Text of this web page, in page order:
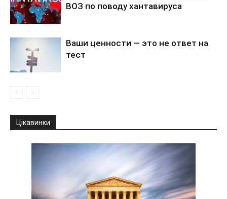
ВОЗ по поводу хантавируса
Ваши ценности — это не ответ на
тест
Цікавинки